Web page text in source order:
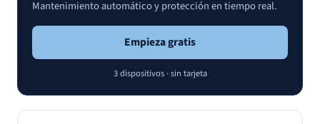
Mantenimiento automático y protección en tiempo real.
Empieza gratis
3 dispositivos · sin tarjeta